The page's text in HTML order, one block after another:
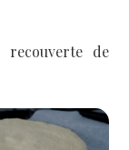
recouverte de